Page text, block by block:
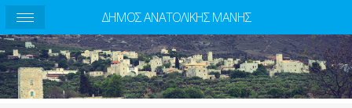
ΔΗΜΟΣ ΑΝΑΤΟΛΙΚΗΣ ΜΑΝΗΣ